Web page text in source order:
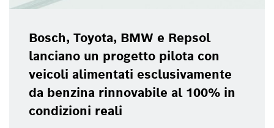
Bosch, Toyota, BMW e Repsol
lanciano un progetto pilota con
veicoli alimentati esclusivamente
da benzina rinnovabile al 100% in
condizioni reali